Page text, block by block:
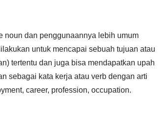
noun dan penggunaannya lebih umum
untuk mencapai sebuah tujuan atau
tertentu dan juga bisa mendapatkan upah
sebagai kata kerja atau verb dengan arti
career, profession, occupation.